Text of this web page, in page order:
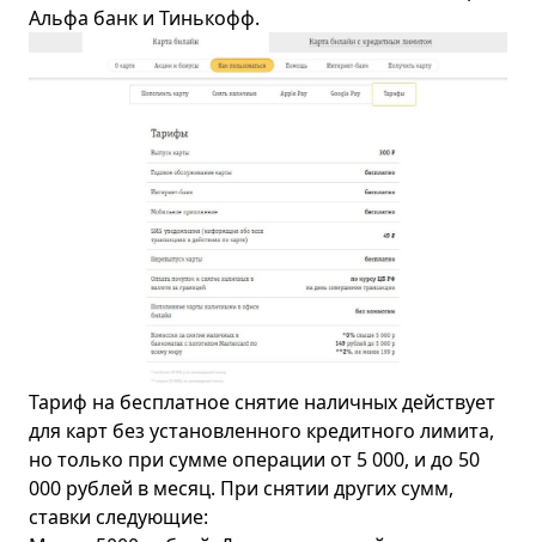
Альфа банк и Тинькофф.
Тариф на бесплатное снятие наличных действует
для карт без установленного кредитного лимита,
но только при сумме операции от 5 000, и до 50
000 рублей в месяц. При снятии других сумм,
ставки следующие: